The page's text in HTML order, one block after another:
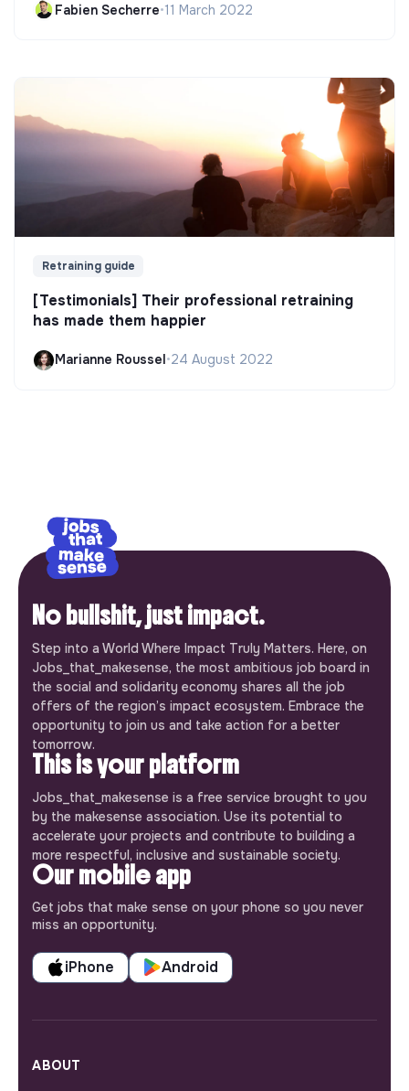
Fabien Secherre•11 March 2022
Retraining guide
[Testimonials] Their professional retraining
has made them happier
Marianne Roussel •24 August 2022
No bullshit, just impact.
Step into a World Where Impact Truly Matters. Here, on
Jobs_that_makesense, the most ambitious job board in
the social and solidarity economy shares all the job
offers of the region’s impact ecosystem. Embrace the
opportunity to join us and take action for a better
tomorrow.
This is your platform
Jobs_that_makesense is a free service brought to you
by the makesense association. Use its potential to
accelerate your projects and contribute to building a
more respectful, inclusive and sustainable society.
Our mobile app
Get jobs that make sense on your phone so you never
miss an opportunity.
iPhone Android
ABOUT